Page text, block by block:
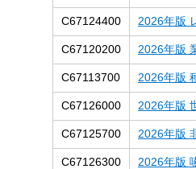
C67124400 2026年版
C67120200 2026年版
C67113700 2026年版
C67126000 2026年版
C67125700 2026年版
C67126300
2026年版